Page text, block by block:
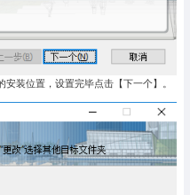
装位置，设置完毕点击【下一个】。